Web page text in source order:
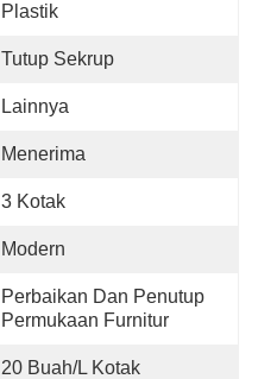
Plastik
Tutup Sekrup
Lainnya
Menerima
3 Kotak
Modern
Perbaikan Dan Penutup
Permukaan Furnitur
20 Buah/l Kotak